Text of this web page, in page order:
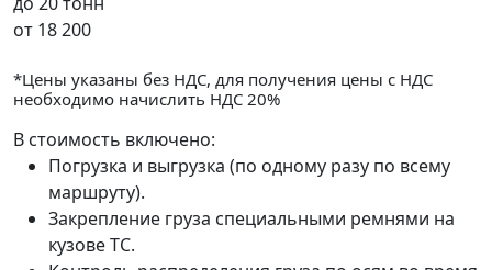
от 18 200
*Цены указаны без НДС, для получения цены с НДС
необходимо начислить НДС 20%
В стоимость включено:
Погрузка и выгрузка (по одному разу по всему
маршруту).
Закрепление груза специальными ремнями на
кузове ТС.